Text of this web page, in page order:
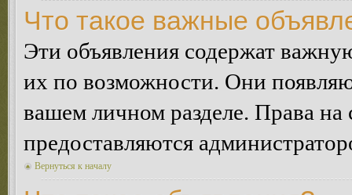
Что такое важные
Эти объявления содержат
их по возможности. Они
вашем личном разделе. Права
предоставляются
Вернуться к началу